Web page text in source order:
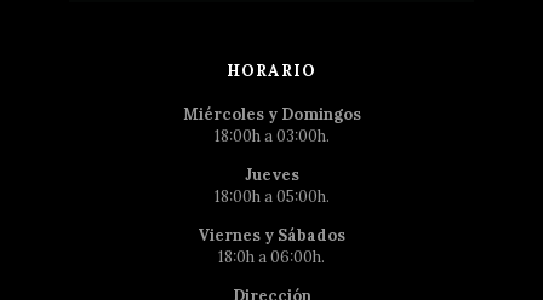
HORARIO
Miércoles y Domingos
18:00h a 03:00h.
Jueves
18:00h a 05:00h.
Viernes y Sábados
18:0h a 06:00h.